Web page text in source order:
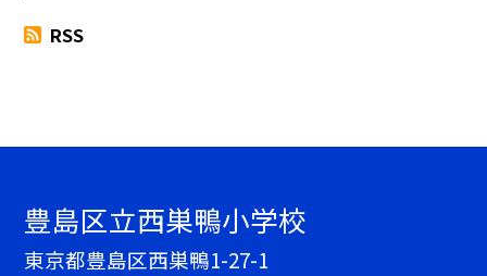
RSS
豊島区立西巣鴨小学校
東京都豊島区西巣鴨1-27-1